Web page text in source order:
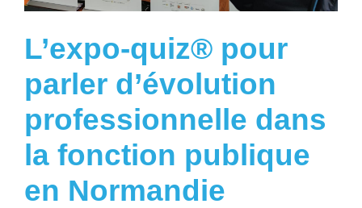
L’expo-quiz® pour
parler d’évolution
professionnelle dans
la fonction publique
en Normandie